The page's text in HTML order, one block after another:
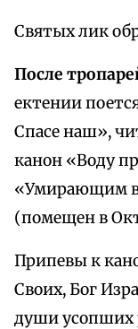
Святых лик
После
ектении
Спасе наш»,
канон «Воду
«Умирающим
(помещен в
Припевы к
Своих, Бог
души усопших